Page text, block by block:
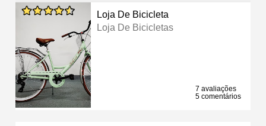
Loja De Bicicleta
Loja De Bicicletas
7 avaliações
5 comentários